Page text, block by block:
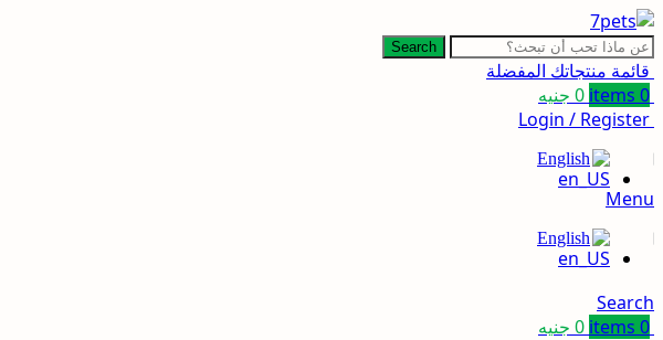
Search
قائمة منتجاتك المفضلة
0
items
0 جنيه
Login / Register
English
Menu
English
Search
0
items
0 جنيه